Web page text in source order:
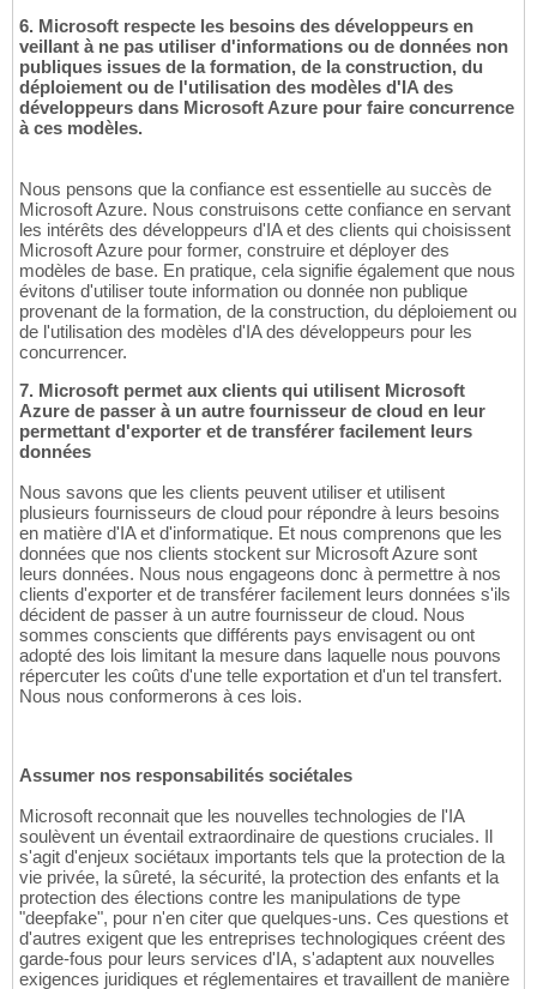
6. Microsoft respecte les besoins des développeurs en
veillant à ne pas utiliser d'informations ou de données non
publiques issues de la formation, de la construction, du
déploiement ou de l'utilisation des modèles d'IA des
développeurs dans Microsoft Azure pour faire concurrence
à ces modèles.
Nous pensons que la confiance est essentielle au succès de
Microsoft Azure. Nous construisons cette confiance en servant
les intérêts des développeurs d'IA et des clients qui choisissent
Microsoft Azure pour former, construire et déployer des
modèles de base. En pratique, cela signifie également que nous
évitons d'utiliser toute information ou donnée non publique
provenant de la formation, de la construction, du déploiement ou
de l'utilisation des modèles d'IA des développeurs pour les
concurrencer.
7. Microsoft permet aux clients qui utilisent Microsoft
Azure de passer à un autre fournisseur de cloud en leur
permettant d'exporter et de transférer facilement leurs
données
Nous savons que les clients peuvent utiliser et utilisent
plusieurs fournisseurs de cloud pour répondre à leurs besoins
en matière d'IA et d'informatique. Et nous comprenons que les
données que nos clients stockent sur Microsoft Azure sont
leurs données. Nous nous engageons donc à permettre à nos
clients d'exporter et de transférer facilement leurs données s'ils
décident de passer à un autre fournisseur de cloud. Nous
sommes conscients que différents pays envisagent ou ont
adopté des lois limitant la mesure dans laquelle nous pouvons
répercuter les coûts d'une telle exportation et d'un tel transfert.
Nous nous conformerons à ces lois.
Assumer nos responsabilités sociétales
Microsoft reconnait que les nouvelles technologies de l'IA
soulèvent un éventail extraordinaire de questions cruciales. Il
s'agit d'enjeux sociétaux importants tels que la protection de la
vie privée, la sûreté, la sécurité, la protection des enfants et la
protection des élections contre les manipulations de type
"deepfake", pour n'en citer que quelques-uns. Ces questions et
d'autres exigent que les entreprises technologiques créent des
garde-fous pour leurs services d'IA, s'adaptent aux nouvelles
exigences juridiques et réglementaires et travaillent de manière